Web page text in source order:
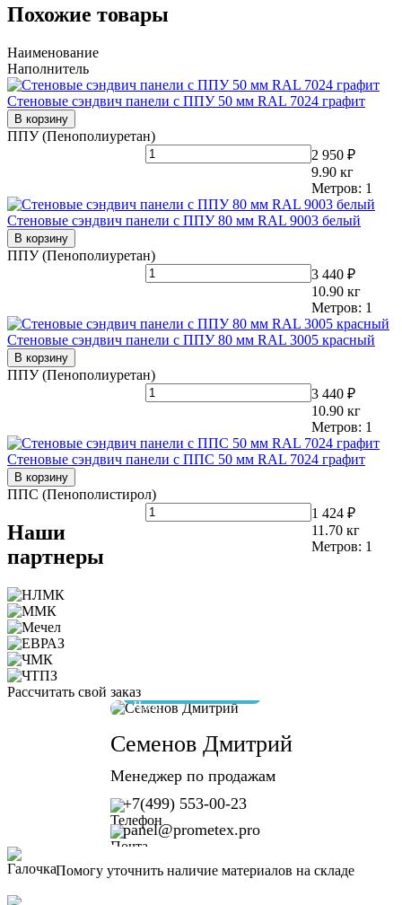
Похожие товары
Наименование
Наполнитель
Стеновые сэндвич панели с ППУ 50 мм RAL 7024 графит
В корзину
ППУ (Пенополиуретан)
2 950 ₽
9.90 кг
Метров: 1
Стеновые сэндвич панели с ППУ 80 мм RAL 9003 белый
В корзину
ППУ (Пенополиуретан)
3 440 ₽
10.90 кг
Метров: 1
Стеновые сэндвич панели с ППУ 80 мм RAL 3005 красный
В корзину
ППУ (Пенополиуретан)
3 440 ₽
10.90 кг
Метров: 1
Стеновые сэндвич панели с ППС 50 мм RAL 7024 графит
В корзину
ППС (Пенополистирол)
1 424 ₽
11.70 кг
Метров: 1
Наши
партнеры
Рассчитать свой заказ
Семенов Дмитрий
Менеджер по продажам
+7(499) 553-00-23
panel@prometex.pro
Помогу уточнить наличие материалов на складе